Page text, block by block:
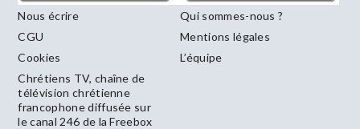
Nous écrire
Qui sommes-nous ?
CGU
Mentions légales
Cookies
L’équipe
Chrétiens TV, chaîne de
télévision chrétienne
francophone diffusée sur
le canal 246 de la Freebox